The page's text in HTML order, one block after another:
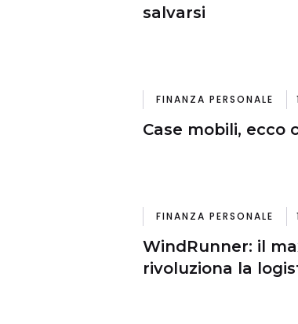
salvarsi
FINANZA PERSONALE
Case mobili, ecco
FINANZA PERSONALE
WindRunner: il
rivoluziona la